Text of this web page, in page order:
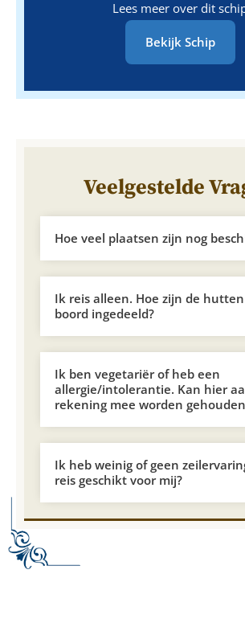
Lees meer over dit
Bekijk Schip
Veelgestelde
Hoe veel plaatsen zijn nog
Ik reis alleen. Hoe zijn de
boord ingedeeld?
Ik ben vegetariër of heb een
allergie/intolerantie. Kan hier
rekening mee worden
Ik heb weinig of geen
reis geschikt voor mij?